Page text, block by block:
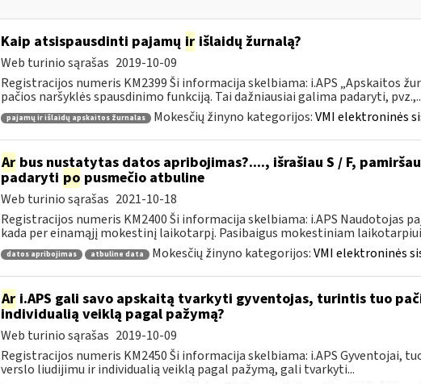
Kaip atsispausdinti pajamų irišlaidų žurnalą?
Web turinio sąrašas 2019-10-09
Registracijos numeris KM2399 Ši informacija skelbiama: i.APS „Apskaitos
pačios naršyklės spausdinimo funkciją. Tai dažniausiai galima padaryti,
pajamų ir išlaidų apskaitos žurnalas Mokesčių žinyno kategorijos:VMI elektroninės
Arbus nustatytas datos apribojimas?...., išrašiau S / F,
padaryti po pusmečio atbuline
Web turinio sąrašas 2021-10-18
Registracijos numeris KM2400 Ši informacija skelbiama: i.APS Naudotojas
kada per einamąjį mokestinį laikotarpį. Pasibaigus mokestiniam
datos apribojimas atbuline data Mokesčių žinyno kategorijos:VMI elektroninės
Ari.APS gali savo apskaitą tvarkyti gyventojas, turintis tuo
individualią veiklą pagal pažymą?
Web turinio sąrašas 2019-10-09
Registracijos numeris KM2450 Ši informacija skelbiama: i.APS Gyventojai,
verslo liudijimu ir individualią veiklą pagal pažymą, gali tvarkyti...